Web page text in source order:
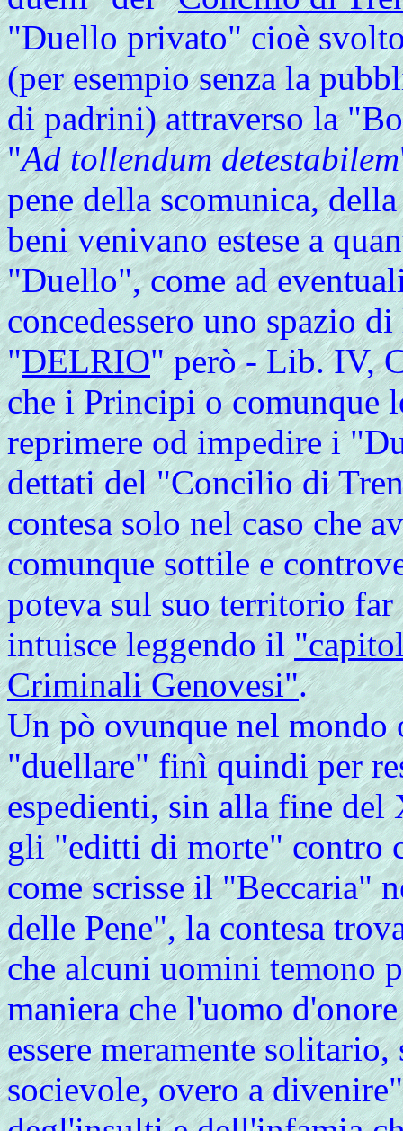
"Duello privato" cioè
(per esempio senza la
di padrini) attraverso la
"Ad tollendum detestabilem
pene della scomunica,
beni venivano estese a
"Duello", come ad
concedessero uno spazio
"DELRIO" però - Lib. IV,
che i Principi o comunque
reprimere od impedire i
dettati del "Concilio di
contesa solo nel caso che
comunque sottile e
poteva sul suo territorio
intuisce leggendo il
Criminali Genovesi".
Un pò ovunque nel mondo
"duellare" finì quindi per
espedienti, sin alla fine del
gli "editti di morte" contro
come scrisse il "Beccaria"
delle Pene", la contesa
che alcuni uomini temono
maniera che l'uomo
essere meramente
socievole, overo a